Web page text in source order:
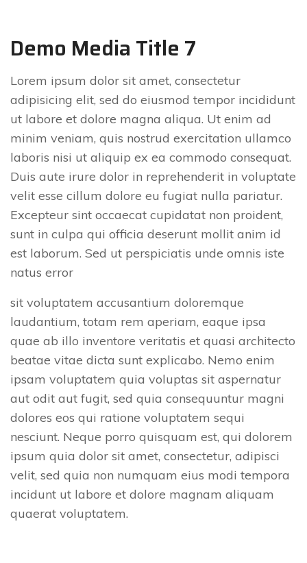
Demo Media Title 7
Lorem ipsum dolor sit amet, consectetur
adipisicing elit, sed do eiusmod tempor incididunt
ut labore et dolore magna aliqua. Ut enim ad
minim veniam, quis nostrud exercitation ullamco
laboris nisi ut aliquip ex ea commodo consequat.
Duis aute irure dolor in reprehenderit in voluptate
velit esse cillum dolore eu fugiat nulla pariatur.
Excepteur sint occaecat cupidatat non proident,
sunt in culpa qui officia deserunt mollit anim id
est laborum. Sed ut perspiciatis unde omnis iste
natus error
sit voluptatem accusantium doloremque
laudantium, totam rem aperiam, eaque ipsa
quae ab illo inventore veritatis et quasi architecto
beatae vitae dicta sunt explicabo. Nemo enim
ipsam voluptatem quia voluptas sit aspernatur
aut odit aut fugit, sed quia consequuntur magni
dolores eos qui ratione voluptatem sequi
nesciunt. Neque porro quisquam est, qui dolorem
ipsum quia dolor sit amet, consectetur, adipisci
velit, sed quia non numquam eius modi tempora
incidunt ut labore et dolore magnam aliquam
quaerat voluptatem.